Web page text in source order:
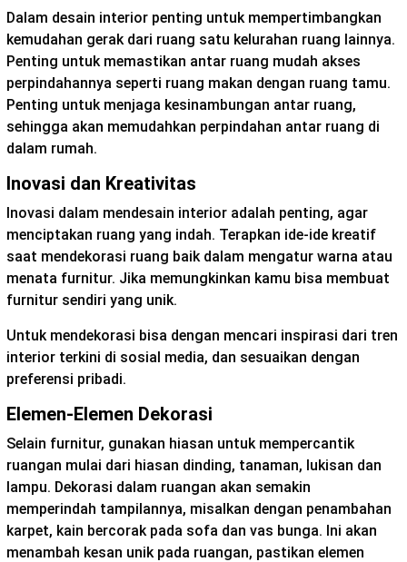
Dalam desain interior penting untuk mempertimbangkan
kemudahan gerak dari ruang satu kelurahan ruang lainnya.
Penting untuk memastikan antar ruang mudah akses
perpindahannya seperti ruang makan dengan ruang tamu.
Penting untuk menjaga kesinambungan antar ruang,
sehingga akan memudahkan perpindahan antar ruang di
dalam rumah.
Inovasi dan Kreativitas
Inovasi dalam mendesain interior adalah penting, agar
menciptakan ruang yang indah. Terapkan ide-ide kreatif
saat mendekorasi ruang baik dalam mengatur warna atau
menata furnitur. Jika memungkinkan kamu bisa membuat
furnitur sendiri yang unik.
Untuk mendekorasi bisa dengan mencari inspirasi dari tren
interior terkini di sosial media, dan sesuaikan dengan
preferensi pribadi.
Elemen-Elemen Dekorasi
Selain furnitur, gunakan hiasan untuk mempercantik
ruangan mulai dari hiasan dinding, tanaman, lukisan dan
lampu. Dekorasi dalam ruangan akan semakin
memperindah tampilannya, misalkan dengan penambahan
karpet, kain bercorak pada sofa dan vas bunga. Ini akan
menambah kesan unik pada ruangan, pastikan elemen